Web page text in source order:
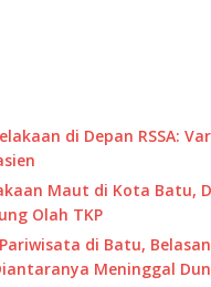
di Depan RSSA:
Maut di Kota Batu,
Olah TKP
di Batu,
Meninggal